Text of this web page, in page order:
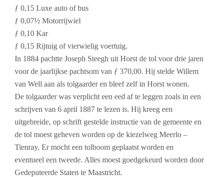
ƒ 0,15 Luxe auto of bus
ƒ 0,07½ Motorrijwiel
ƒ 0,10 Kar
ƒ 0,15 Rijtuig of vierwielig voertuig.
In 1884 pachtte Joseph Steegh uit Horst de tol voor drie jaren
voor de jaarlijkse pachtsom van ƒ 370,00. Hij stelde Willem
van Well aan als tolgaarder en bleef zelf in Horst wonen.
De tolgaarder was verplicht een eed af te leggen zoals in een
schrijven van 6 april 1887 te lezen is. Hij kreeg een
uitgebreide, op schrift gestelde instructie van de gemeente en
de tol moest geheven worden op de kiezelweg Meerlo –
Tienray. Er mocht een tolboom geplaatst worden en
eventueel een tweede. Alles moest goedgekeurd worden door
Gedeputeerde Staten te Maastricht.